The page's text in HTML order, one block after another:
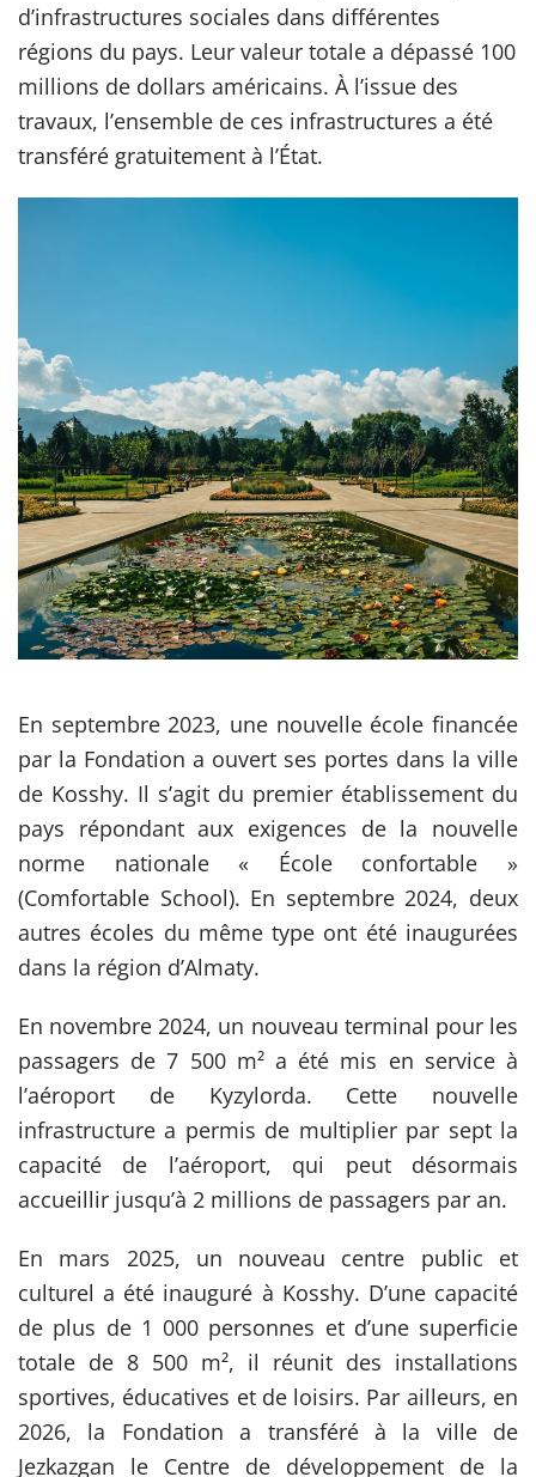
d’infrastructures sociales dans différentes
régions du pays. Leur valeur totale a dépassé 100
millions de dollars américains. À l’issue des
travaux, l’ensemble de ces infrastructures a été
transféré gratuitement à l’État.
En septembre 2023, une nouvelle école financée
par la Fondation a ouvert ses portes dans la ville
de Kosshy. Il s’agit du premier établissement du
pays répondant aux exigences de la nouvelle
norme nationale « École confortable »
(Comfortable School). En septembre 2024, deux
autres écoles du même type ont été inaugurées
dans la région d’Almaty.
En novembre 2024, un nouveau terminal pour les
passagers de 7 500 m² a été mis en service à
l’aéroport de Kyzylorda. Cette nouvelle
infrastructure a permis de multiplier par sept la
capacité de l’aéroport, qui peut désormais
accueillir jusqu’à 2 millions de passagers par an.
En mars 2025, un nouveau centre public et
culturel a été inauguré à Kosshy. D’une capacité
de plus de 1 000 personnes et d’une superficie
totale de 8 500 m², il réunit des installations
sportives, éducatives et de loisirs. Par ailleurs, en
2026, la Fondation a transféré à la ville de
Jezkazgan le Centre de développement de la